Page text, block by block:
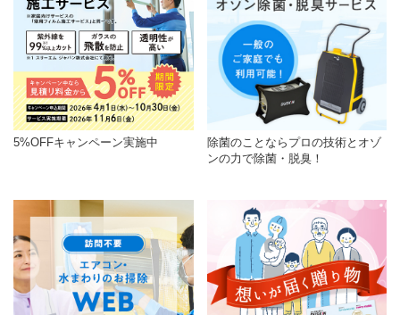
5%OFFキャンペーン実施中
除菌のことならプロの技術とオゾ
ンの力で除菌・脱臭！